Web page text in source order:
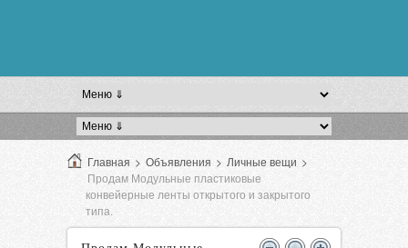
Главная > Объявления > Личные вещи >
Продам Модульные пластиковые
конвейерные ленты открытого и закрытого
типа.